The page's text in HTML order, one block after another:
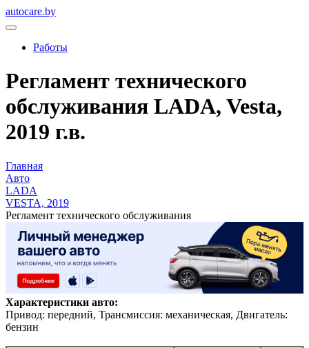
autocare.by
Работы
Регламент технического
обслуживания LADA, Vesta,
2019 г.в.
Главная
Авто
LADA
VESTA, 2019
Регламент технического обслуживания
Характеристики авто:
Привод: передний, Трансмиссия: механическая, Двигатель:
бензин